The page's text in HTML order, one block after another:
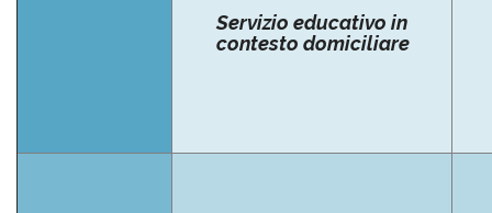
Servizio educativo in
contesto domiciliare